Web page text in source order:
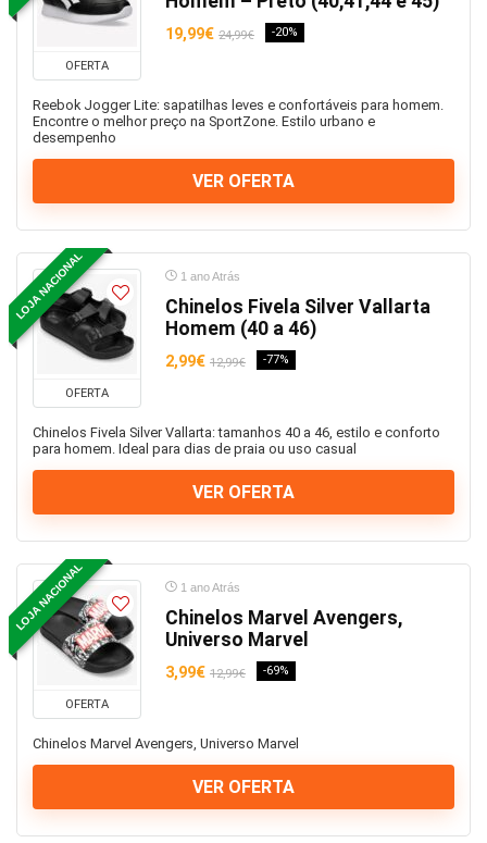
OFERTA
19,99€ 24,99€ -20%
Reebok Jogger Lite: sapatilhas leves e confortáveis para homem.
Encontre o melhor preço na SportZone. Estilo urbano e
desempenho
VER OFERTA
LOJA NACIONAL
OFERTA
1 ano Atrás
Chinelos Fivela Silver Vallarta
Homem (40 a 46)
2,99€ 12,99€ -77%
Chinelos Fivela Silver Vallarta: tamanhos 40 a 46, estilo e conforto
para homem. Ideal para dias de praia ou uso casual
VER OFERTA
LOJA NACIONAL
OFERTA
1 ano Atrás
Chinelos Marvel Avengers,
Universo Marvel
3,99€ 12,99€ -69%
Chinelos Marvel Avengers, Universo Marvel
VER OFERTA